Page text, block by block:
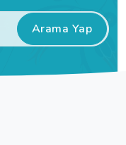
Arama Yap